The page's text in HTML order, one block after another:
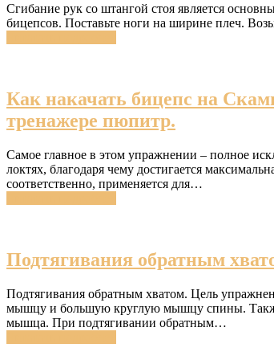
Сгибание рук со штангой стоя является
бицепсов. Поставьте ноги на ширине плеч.
Как накачать бицепс на
тренажере пюпитр.
Самое главное в этом упражнении – полное
локтях, благодаря чему достигается
соответственно, применяется для…
Подтягивания обратным
Подтягивания обратным хватом. Цель
мышцу и большую круглую мышцу спины.
мышца. При подтягивании обратным…